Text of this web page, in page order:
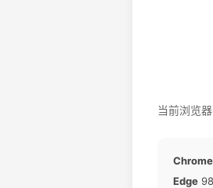
当前浏览
Chrome
Edge